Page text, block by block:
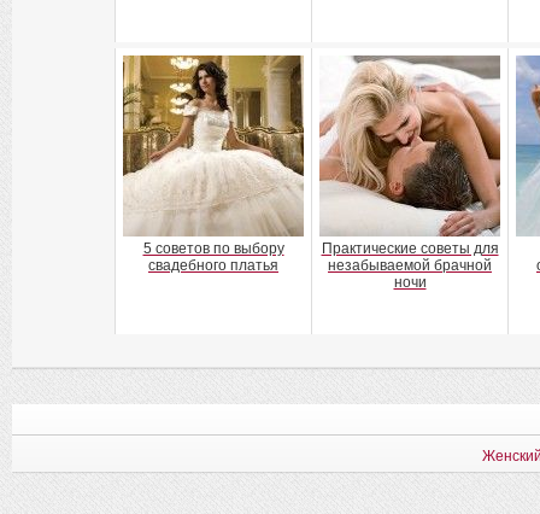
5 советов по выбору
свадебного платья
Практические советы для
незабываемой брачной
ночи